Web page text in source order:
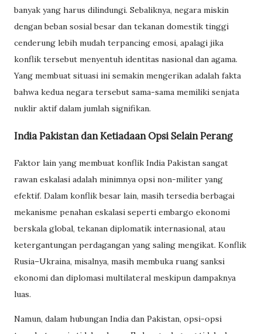
banyak yang harus dilindungi. Sebaliknya, negara miskin
dengan beban sosial besar dan tekanan domestik tinggi
cenderung lebih mudah terpancing emosi, apalagi jika
konflik tersebut menyentuh identitas nasional dan agama.
Yang membuat situasi ini semakin mengerikan adalah fakta
bahwa kedua negara tersebut sama-sama memiliki senjata
nuklir aktif dalam jumlah signifikan.
India Pakistan dan Ketiadaan Opsi Selain Perang
Faktor lain yang membuat konflik India Pakistan sangat
rawan eskalasi adalah minimnya opsi non-militer yang
efektif. Dalam konflik besar lain, masih tersedia berbagai
mekanisme penahan eskalasi seperti embargo ekonomi
berskala global, tekanan diplomatik internasional, atau
ketergantungan perdagangan yang saling mengikat. Konflik
Rusia–Ukraina, misalnya, masih membuka ruang sanksi
ekonomi dan diplomasi multilateral meskipun dampaknya
luas.
Namun, dalam hubungan India dan Pakistan, opsi-opsi